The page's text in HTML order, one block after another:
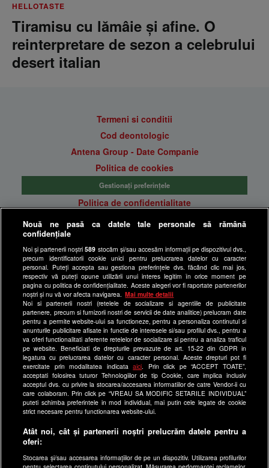
HELLOTASTE
Tiramisu cu lămâie și afine. O
reinterpretare de sezon a celebrului
desert italian
Termeni si conditii
Cod deontologic
Antena Group - Date Companie
Politica de cookies
Gestionați preferințele
Politica de confidentialitate
Anunturi gratuite pe Lajumate.ro
Program Happy Channel
Echipa editorială
Site-uri Antena Group
a1.ro
antenastars.ro
as.ro
catine.ro
chefi.ro
deparinti.ro
medicool.ro
spynews.ro
useit.ro
Nouă ne pasă ca datele tale personale să rămână
confidențiale
Noi și partenerii noștri589 stocăm și/sau accesăm informații pe dispozitivul dvs.,
precum identificatorii cookie unici pentru prelucrarea datelor cu caracter
personal. Puteți accepta sau gestiona preferințele dvs. făcând clic mai jos,
respectiv vă puteți opune utilizării unui interes legitim în orice moment pe
pagina cu politica de confidențialitate. Aceste alegeri vor fi raportate partenerilor
noștri și nu vă vor afecta navigarea.
Mai multe detalii
Noi si partenerii nostri (retelele de socializare si agentiile de publicitate
partenere, precum si furnizorii nostri de servicii de date analitice) prelucram date
pentru a permite website-ului sa functioneze, pentru a personaliza continutul si
anunturile publicitare afisate in functie de interesele si/sau profilul dvs., pentru a
va oferi functionalitati aferente retelelor de socializare si pentru a analiza traficul
pe website. Beneficiati de drepturile prevazute de art. 15-22 din GDPR in
legatura cu prelucrarea datelor cu caracter personal. Aceste drepturi pot fi
exercitate prin modalitatea indicataaici . Prin click pe “ACCEPT TOATE”,
acceptati folosirea tuturor Tehnologiilor de tip Cookie, care implica inclusiv
acceptul dvs. cu privire la stocarea/accesarea informatiilor de catre Vendor-ii cu
care colaboram. Prin click pe “VREAU SA MODIFIC SETARILE INDIVIDUAL”
puteti schimba preferintele in mod individual, mai putin cele legate de cookie
strict necesare pentru functionarea website-ului.
Atât noi, cât și partenerii noștri prelucrăm datele pentru a
oferi:
Stocarea și/sau accesarea informațiilor de pe un dispozitiv. Utilizarea profilurilor